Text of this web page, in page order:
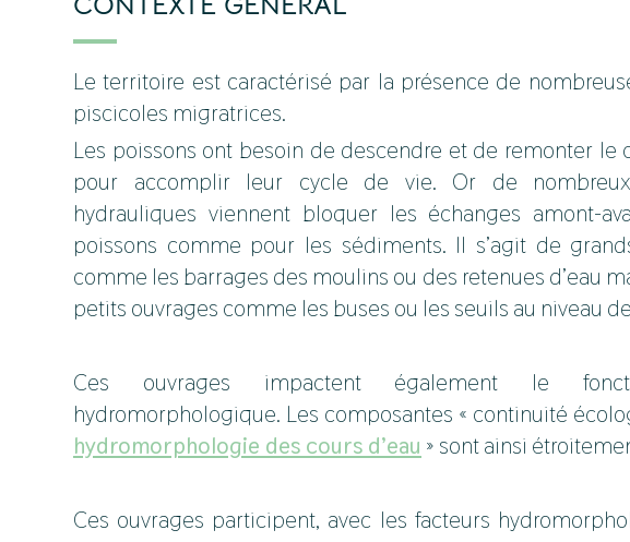
Le territoire est caractérisé par la présence de
piscicoles migratrices.
Les poissons ont besoin de descendre et de remonter le
pour accomplir leur cycle de vie. Or de nombreux
hydrauliques viennent bloquer les échanges amont-
poissons comme pour les sédiments. Il s’agit de
comme les barrages des moulins ou des retenues d’eau
petits ouvrages comme les buses ou les seuils au niveau
Ces ouvrages impactent également le
hydromorphologique. Les composantes « continuité
hydromorphologie des cours d’eau » sont ainsi
Ces ouvrages participent, avec les facteurs